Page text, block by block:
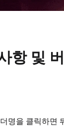
항 및
명을 클릭하면